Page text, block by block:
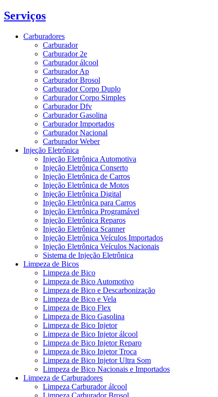
Serviços
Carburadores
Carburador
Carburador 2e
Carburador álcool
Carburador Ap
Carburador Brosol
Carburador Corpo Duplo
Carburador Corpo Simples
Carburador Dfv
Carburador Gasolina
Carburador Importados
Carburador Nacional
Carburador Weber
Injeção Eletrônica
Injeção Eletrônica Automotiva
Injeção Eletrônica Conserto
Injeção Eletrônica de Carros
Injeção Eletrônica de Motos
Injeção Eletrônica Digital
Injeção Eletrônica para Carros
Injeção Eletrônica Programável
Injeção Eletrônica Reparos
Injeção Eletrônica Scanner
Injeção Eletrônica Veículos Importados
Injeção Eletrônica Veículos Nacionais
Sistema de Injeção Eletrônica
Limpeza de Bicos
Limpeza de Bico
Limpeza de Bico Automotivo
Limpeza de Bico e Descarbonização
Limpeza de Bico e Vela
Limpeza de Bico Flex
Limpeza de Bico Gasolina
Limpeza de Bico Injetor
Limpeza de Bico Injetor álcool
Limpeza de Bico Injetor Reparo
Limpeza de Bico Injetor Troca
Limpeza de Bico Injetor Ultra Som
Limpeza de Bico Nacionais e Importados
Limpeza de Carburadores
Limpeza Carburador álcool
Limpeza Carburador Brosol